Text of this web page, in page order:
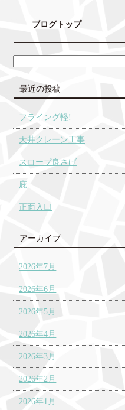
ブログトップ
最近の投稿
フライング軽!
天井クレーン工事
スロープ良さげ
庇
正面入口
アーカイブ
2026年7月
2026年6月
2026年5月
2026年4月
2026年3月
2026年2月
2026年1月